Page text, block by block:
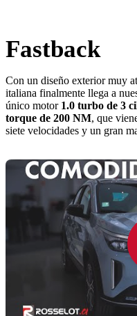
Fastback
Con un diseño exterior muy
italiana finalmente llega a
único motor 1.0 turbo de 3
torque de 200 NM, que
siete velocidades y un gran